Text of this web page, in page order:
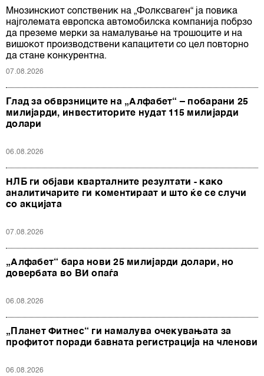
Мнозинскиот сопственик на „Фолксваген“ ја повика
најголемата европска автомобилска компанија побрзо
да преземе мерки за намалување на трошоците и на
вишокот производствени капацитети со цел повторно
да стане конкурентна.
07.08.2026
Глад за обврзниците на „Алфабет“ – побарани 25
милијарди, инвеститорите нудат 115 милијарди
долари
06.08.2026
НЛБ ги објави кварталните резултати - како
аналитичарите ги коментираат и што ќе се случи
со акцијата
07.08.2026
„Алфабет“ бара нови 25 милијарди долари, но
довербата во ВИ опаѓа
06.08.2026
„Планет Фитнес“ ги намалува очекувањата за
профитот поради бавната регистрација на членови
06.08.2026